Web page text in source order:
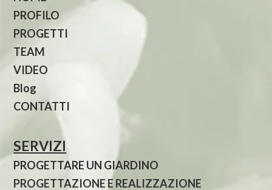
PROFILO
PROGETTI
TEAM
VIDEO
Blog
CONTATTI
SERVIZI
PROGETTARE UN GIARDINO
PROGETTAZIONE E REALIZZAZIONE